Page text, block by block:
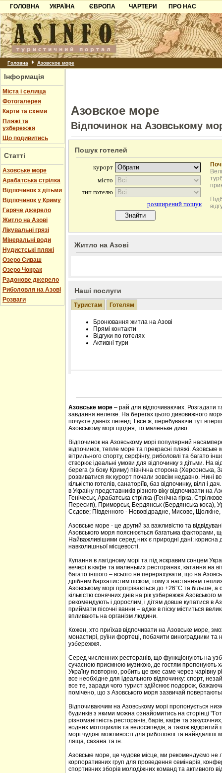
ГОЛОВНА
УКРАЇНА
Карпати
Азов
Причорноморря
Шацьк
ЄВРОПА
Чорногорія
Хорватія
Болгарія
ЧАРТЕРИ
ПРО НАС
Контакти
Партнерам
Додати готель
Головна Азовское море
Інформація
Міста і селища
Фотогалерея
Карти та схеми
Пляжі та
узбережжя
Що подивитись
Статті
Азовське море
Арабатська стрілка
Відпочинок з дітьми
Відпочинок у Криму
Гаряче джерело
Житло на Азові
Лікувальні грязі
Мінеральні води
Нудистські пляжі
Озеро Сиваш
Озеро Чокрак
Радонове джерело
Риболовля на Азові
Розваги
Азовское море
Відпочинок на Азовському
Пошук готелей
Житло на Азові
Наші послуги
Туристам Готелям
Бронювання житла на Азові
Прямі контакти
Відгуки по готелях
Активні тури
Лічільник відвідувачів
Азовське море – рай для відпочиваючих. Розгадати
завдання нелегке. На берегах цього дивовижного
почуєте давніх легенд. І все ж, перебуваючи тут
Азовському морі щодня, то маленьке диво.
Відпочинок на Азовському морі популярний
відпочинок, тепле море та прекрасні пляжі. Азовське
вітрильного спорту, серфінгу, риболовлі та багато
створює ідеальні умови для відпочинку з дітьми. На
берега (з боку Криму) північна сторона (Херсонська,
розвиватися як курорт почали зовсім недавно. Нині
кількістю готелів, санаторіїв, баз відпочинку, вілл і
в Україну представників різного віку відпочивати на
Генічеськ, Арабатська стрілка (Генічна гірка,
Пересип), Приморськ, Бердянськ (Бердянська коса),
Сєдове; Південного - Нововідрадне, Мисове,
Азовське море - це другий за важливістю та
Азовського моря пояснюється багатьма факторами,
Найважливішими серед них є природні дані: корисна
навколишньої місцевості.
Купання в лагідному морі та під яскравим сонцем
вечері в кафе та маленьких ресторанах, катання на
багато іншого – всього не перерахувати, що на
дрібним бархатистим піском, тому з настанням
Азовському морі прогрівається до +26°С та більше,
кількістю сонячних днів на рік узбережжя
рекомендують і дорослим, і дітям довше купатися в
приймати пісочні ванни – адже в піску міститься
впливають на організм людини.
Кожен, хто приїхав відпочивати на Азовське море,
монастирі, руїни фортеці, побачити виноградники
узбережжя.
Серед численних ресторанів, що функціонують на
сучасною приємною музикою, де гостям пропонують
Україну повторно, робить це вже саме через чарівну
все необхідне для ідеального відпочинку: спорт,
все те, заради чого турист здійснює подорож,
помічено, що з Азовського моря зазвичай
Відпочиваючим на Азовському морі пропонується
будинків з якими можна ознайомитись на сторінці
різноманітність ресторанів, барів, кафе та
водних мотоциклів та велосипедів, а також
морі чудові можливості для риболовлі та
ляща, сазана та ін.
Азовське море, це чудове місце, ми рекомендуємо не
корпоративних груп для проведення семінарів,
спортивних зборів молодіжних команд та активного